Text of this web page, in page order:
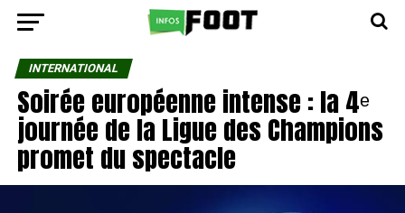
INTERNATIONAL
Soirée européenne intense : la 4ᵉ
journée de la Ligue des Champions
promet du spectacle